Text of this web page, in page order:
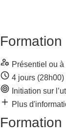
manage_accounts Présentiel ou
schedule 4 jours (28h00)
target Initiation sur
add Plus